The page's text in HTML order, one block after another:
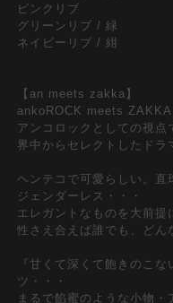
ピンクリブ
グリーンリブ / 緑
ネイビーリブ / 紺
【an meets zakka】
ankoROCK meets ZAKKA
アンコロックとしての視点
界中からセレクトしたドラ
ヘンテコで可愛らしい。直
ジェンダーレス・・・
エレガントなものを大前提
性さえ合えば誰でも、どん
『甘くて深くて飽きのこ
ツ・・・
まるで餡蜜のような小物